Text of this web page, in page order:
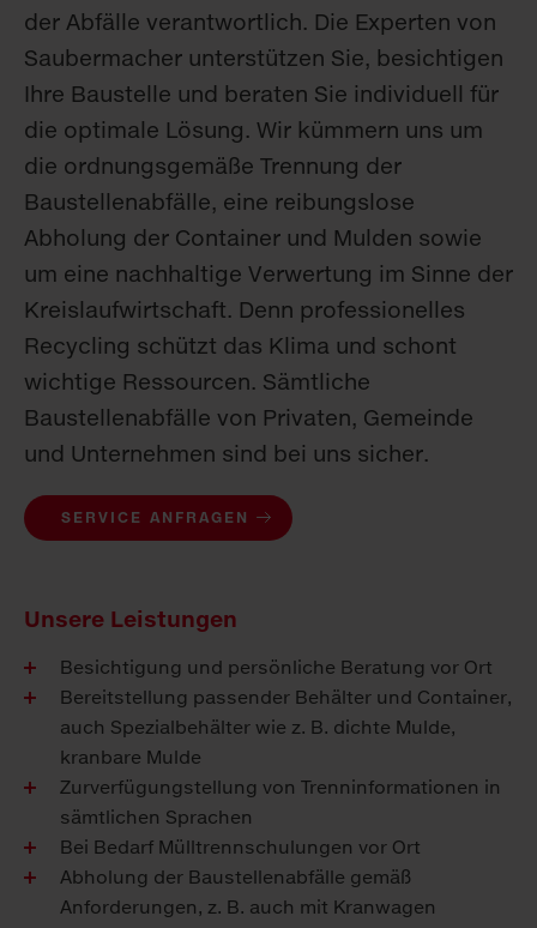
der Abfälle verantwortlich. Die Experten von
Saubermacher unterstützen Sie, besichtigen
Ihre Baustelle und beraten Sie individuell für
die optimale Lösung. Wir kümmern uns um
die ordnungsgemäße Trennung der
Baustellenabfälle, eine reibungslose
Abholung der Container und Mulden sowie
um eine nachhaltige Verwertung im Sinne der
Kreislaufwirtschaft. Denn professionelles
Recycling schützt das Klima und schont
wichtige Ressourcen. Sämtliche
Baustellenabfälle von Privaten, Gemeinde
und Unternehmen sind bei uns sicher.
SERVICE ANFRAGEN
Unsere Leistungen
Besichtigung und persönliche Beratung vor Ort
Bereitstellung passender Behälter und Container,
auch Spezialbehälter wie z. B. dichte Mulde,
kranbare Mulde
Zurverfügungstellung von Trenninformationen in
sämtlichen Sprachen
Bei Bedarf Mülltrennschulungen vor Ort
Abholung der Baustellenabfälle gemäß
Anforderungen, z. B. auch mit Kranwagen